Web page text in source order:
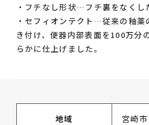
・フチなし形状…フチ裏をなく
・セフィオンテクト…従来の釉
き付け、便器内部表面を100万分
らかに仕上げました。
地域 宮崎市